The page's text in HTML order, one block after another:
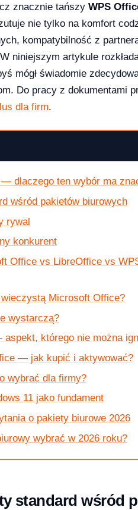
znacznie tańszy WPS
nie tylko na komfort
kompatybilność z
niniejszym artykule
mógł świadomie
Do pracy z dokumentami
dla firm.
dlaczego ten wybór ma
wśród pakietów biurowych
rywal
konkurent
Office vs LibreOffice vs
Microsoft Office?
wystarczą?
którego nie można
— jak kupić i aktywować?
wybrać dla firmy?
11 jako fundament
o pakiety biurowe 2026
wybrać w 2026 roku?
standard wśród